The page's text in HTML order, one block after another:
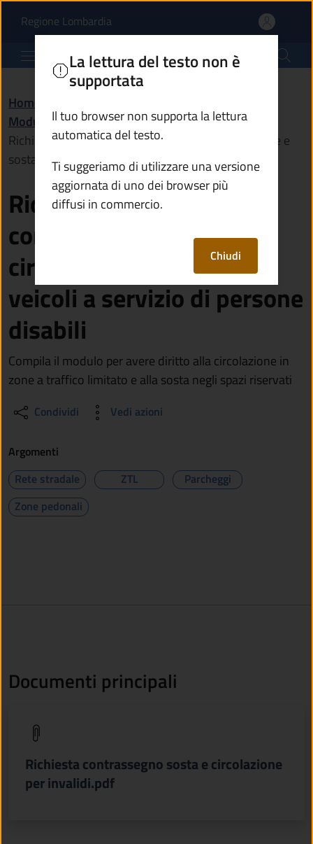
Richiesta di rilascio del
Regione Lombardia(apre in un'altra scheda).
Comune di Temù
Home
Modulistica /
Richiesta di rilascio del contrassegno di circolazione e
sosta per i veicoli a servizio di persone disabili
Richiesta di rilascio del
contrassegno di
circolazione e sosta per i
veicoli a servizio di persone
disabili
Compila il modulo per avere diritto alla circolazione in
zone a traffico limitato e alla sosta negli spazi riservati
Condividi Vedi azioni
La lettura del testo non è
supportata
Il tuo browser non supporta la lettura
automatica del testo.
Ti suggeriamo di utilizzare una versione
aggiornata di uno dei browser più
diffusi in commercio.
Chiudi
Argomenti
Rete stradale
ZTL
Parcheggi
Zone pedonali
Documenti principali
Richiesta contrassegno sosta e circolazione
per invalidi.pdf
(apre in un'altra scheda).